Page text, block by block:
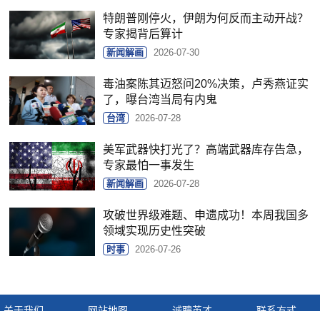
特朗普刚停火，伊朗为何反而主动开战？
专家揭背后算计
新闻解画 2026-07-30
毒油案陈其迈怒问20%决策，卢秀燕证实
了，曝台湾当局有内鬼
台湾 2026-07-28
美军武器快打光了？高端武器库存告急，
专家最怕一事发生
新闻解画 2026-07-28
攻破世界级难题、申遗成功！本周我国多
领域实现历史性突破
时事 2026-07-26